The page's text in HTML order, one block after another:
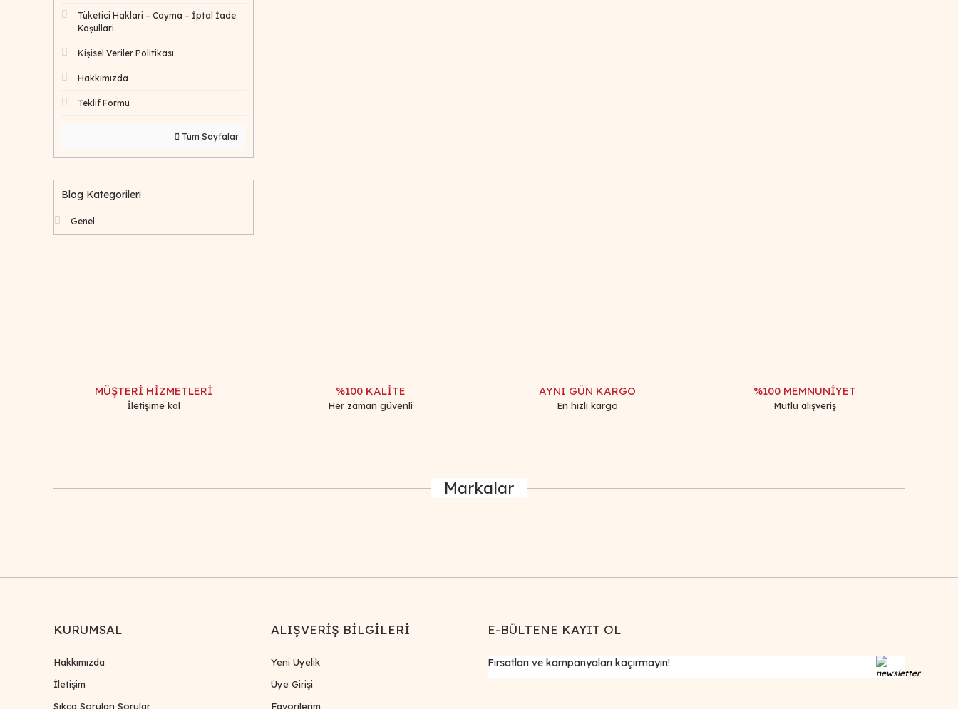
Tüketici Haklari – Cayma – İptal İade
Koşullari
Kişisel Veriler Politikası
Hakkımızda
Teklif Formu
Tüm Sayfalar
Blog Kategorileri
Genel
MÜŞTERİ HİZMETLERİ
İletişime kal
%100 KALİTE
Her zaman güvenli
AYNI GÜN KARGO
En hızlı kargo
%100 MEMNUNİYET
Mutlu alışveriş
Markalar
KURUMSAL
Hakkımızda
İletişim
Sıkça Sorulan Sorular
ALIŞVERİŞ BİLGİLERİ
Yeni Üyelik
Üye Girişi
Favorilerim
E-BÜLTENE KAYIT OL